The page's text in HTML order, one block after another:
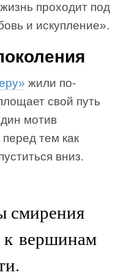
проходит под
и искупление».
жили по-
свой путь
мотив
перед тем как
вниз.
смирения
к вершинам